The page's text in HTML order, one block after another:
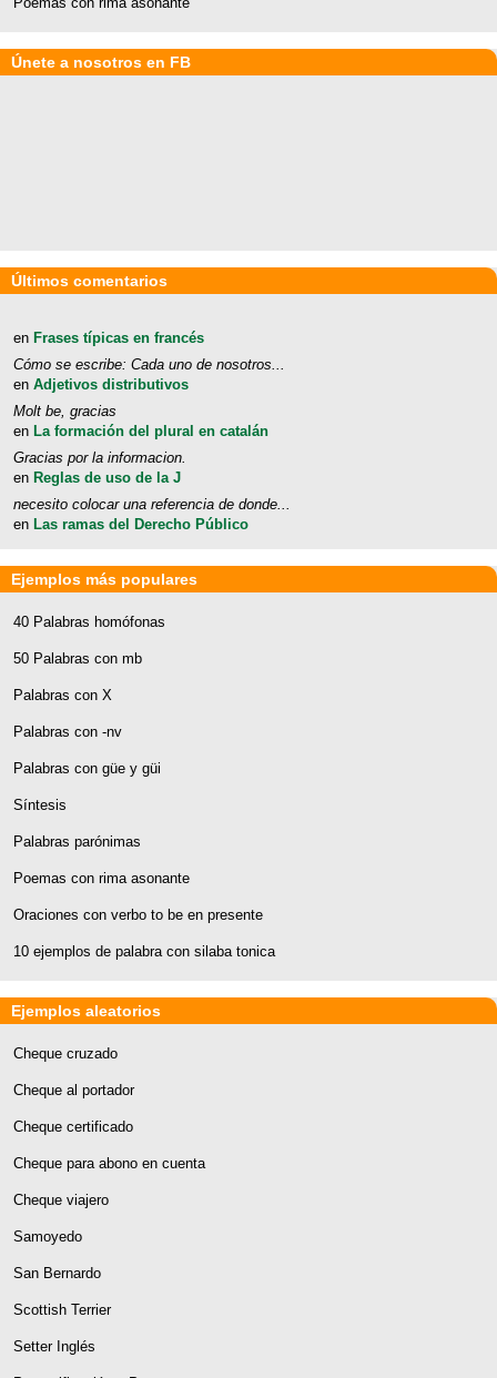
Únete a nosotros en FB
Últimos comentarios
en Frases típicas en francés
Cómo se escribe: Cada uno de nosotros...
en Adjetivos distributivos
Molt be, gracias
en La formación del plural en catalán
Gracias por la informacion.
en Reglas de uso de la J
necesito colocar una referencia de donde...
en Las ramas del Derecho Público
Ejemplos más populares
40 Palabras homófonas
50 Palabras con mb
Palabras con X
Palabras con -nv
Palabras con güe y güi
Síntesis
Palabras parónimas
Poemas con rima asonante
Oraciones con verbo to be en presente
10 ejemplos de palabra con silaba tonica
Ejemplos aleatorios
Cheque cruzado
Cheque al portador
Cheque certificado
Cheque para abono en cuenta
Cheque viajero
Samoyedo
San Bernardo
Scottish Terrier
Setter Inglés